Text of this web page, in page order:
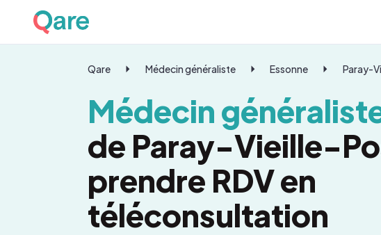
Qare Médecin généraliste Essonne Paray-
Médecin
de Paray-Vieille-
prendre RDV en
téléconsultation